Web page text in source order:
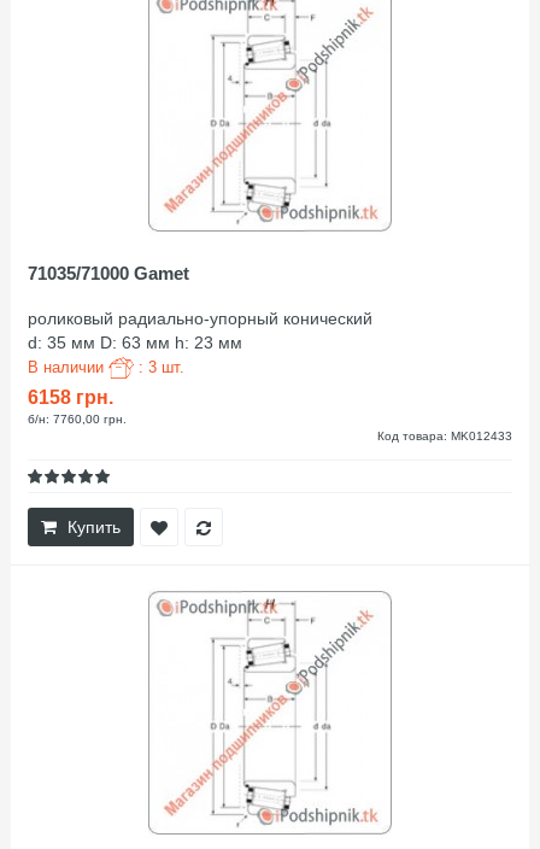
71035/71000 Gamet
роликовый радиально-упорный конический
d: 35 мм D: 63 мм h: 23 мм
В наличии : 3 шт.
6158 грн.
б/н: 7760,00 грн.
Код товара: MK012433
Купить